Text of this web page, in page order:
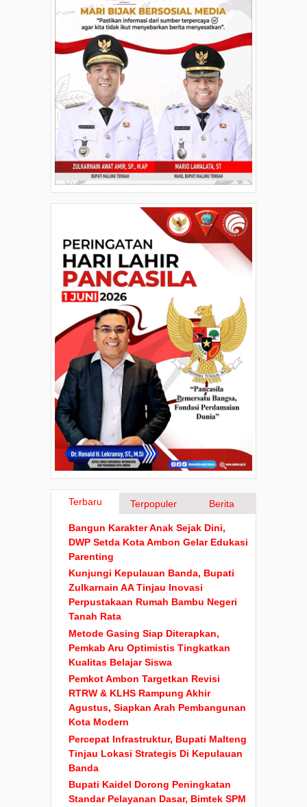
Terbaru Terpopuler Berita
Bangun Karakter Anak Sejak Dini,
DWP Setda Kota Ambon Gelar Edukasi
Parenting
Kunjungi Kepulauan Banda, Bupati
Zulkarnain AA Tinjau Inovasi
Perpustakaan Rumah Bambu Negeri
Tanah Rata
Metode Gasing Siap Diterapkan,
Pemkab Aru Optimistis Tingkatkan
Kualitas Belajar Siswa
Pemkot Ambon Targetkan Revisi
RTRW & KLHS Rampung Akhir
Agustus, Siapkan Arah Pembangunan
Kota Modern
Percepat Infrastruktur, Bupati Malteng
Tinjau Lokasi Strategis Di Kepulauan
Banda
Bupati Kaidel Dorong Peningkatan
Standar Pelayanan Dasar, Bimtek SPM